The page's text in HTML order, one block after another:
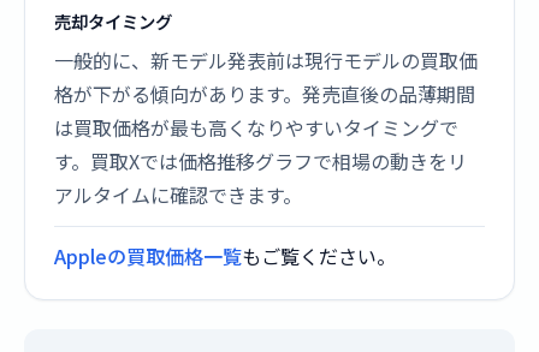
売却タイミング
一般的に、新モデル発表前は現行モデルの買取価
格が下がる傾向があります。発売直後の品薄期間
は買取価格が最も高くなりやすいタイミングで
す。買取Xでは価格推移グラフで相場の動きをリ
アルタイムに確認できます。
Appleの買取価格一覧もご覧ください。